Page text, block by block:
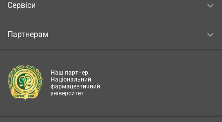
Сервіси
Партнерам
Наш партнер:
Національний
фармацевтичний
університет